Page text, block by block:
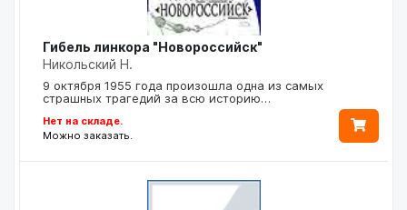
Гибель линкора "Новороссийск"
Никольский Н.
9 октября 1955 года произошла одна из самых
страшных трагедий за всю историю…
Нет на складе.
Можно заказать.